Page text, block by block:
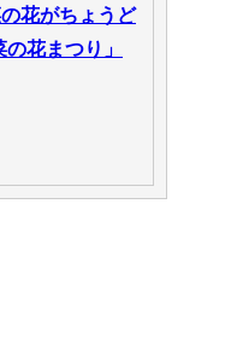
花がちょうど
花まつり」